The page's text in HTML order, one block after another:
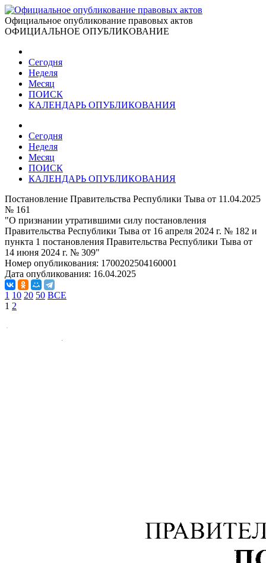
Официальное опубликование правовых актов
ОФИЦИАЛЬНОЕ ОПУБЛИКОВАНИЕ
Сегодня
Неделя
Месяц
ПОИСК
КАЛЕНДАРЬ ОПУБЛИКОВАНИЯ
Сегодня
Неделя
Месяц
ПОИСК
КАЛЕНДАРЬ ОПУБЛИКОВАНИЯ
Постановление Правительства Республики Тыва от 11.04.2025
№ 161
"О признании утратившими силу постановления
Правительства Республики Тыва от 16 апреля 2024 г. № 182 и
пункта 1 постановления Правительства Республики Тыва от
14 июня 2024 г. № 309"
Номер опубликования: 1700202504160001
Дата опубликования: 16.04.2025
1 10 20 50 ВСЕ
1 2